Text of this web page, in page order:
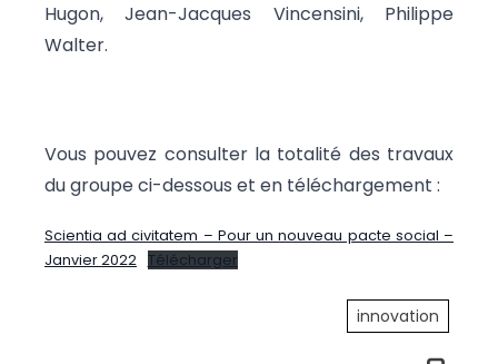
Hugon, Jean-Jacques Vincensini, Philippe
Walter.
Vous pouvez consulter la totalité des travaux
du groupe ci-dessous et en téléchargement :
Scientia ad civitatem – Pour un nouveau pacte social –
Janvier 2022
Télécharger
innovation